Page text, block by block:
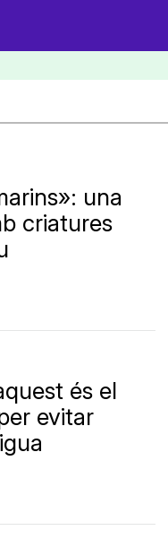
una
criatures
és el
evitar